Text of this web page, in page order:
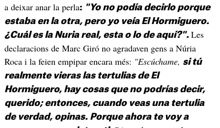
a deixar anar la perla: "Yo no podía decirlo porque
estaba en la otra, pero yo veía El Hormiguero.
¿Cuál es la Nuria real, esta o lo de aquí?". Les
declaracions de Marc Giró no agradaven gens a Núria
Roca i la feien empipar encara més: "Escúchame, si tú
realmente vieras las tertulias de El
Hormiguero, hay cosas que no podrías decir,
querido; entonces, cuando veas una tertulia
de verdad, opinas. Porque ahora te voy a